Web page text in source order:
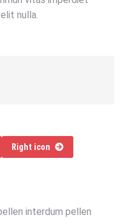
nulla.
Right icon
interdum pellen